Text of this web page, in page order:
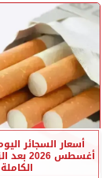
أغسطس
الكاملة